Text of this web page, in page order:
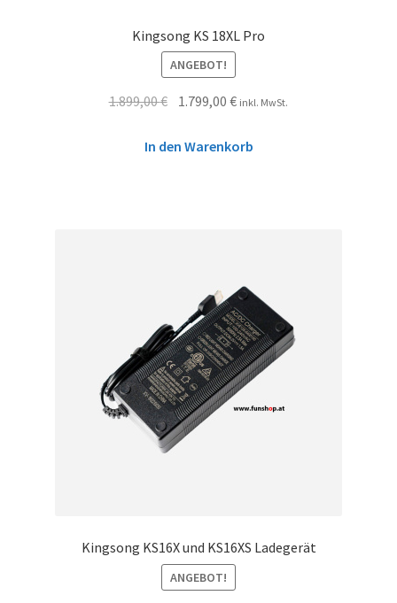
Kingsong KS 18XL Pro
ANGEBOT!
1.899,00€ 1.799,00€ inkl. MwSt.
In den Warenkorb
Kingsong KS16X und KS16XS Ladegerät
ANGEBOT!